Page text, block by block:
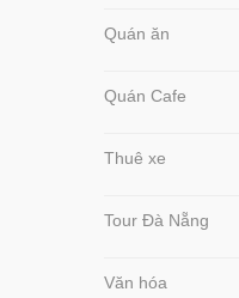
Quán ăn
Quán Cafe
Thuê xe
Tour Đà Nẵng
Văn hóa